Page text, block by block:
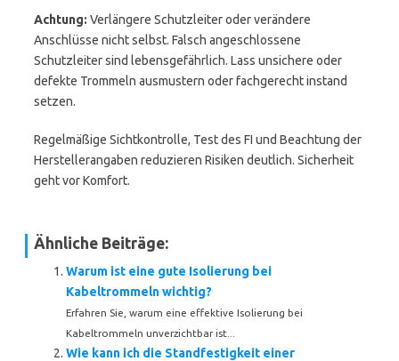
Achtung: Verlängere Schutzleiter oder verändere
Anschlüsse nicht selbst. Falsch angeschlossene
Schutzleiter sind lebensgefährlich. Lass unsichere oder
defekte Trommeln ausmustern oder fachgerecht instand
setzen.
Regelmäßige Sichtkontrolle, Test des FI und Beachtung der
Herstellerangaben reduzieren Risiken deutlich. Sicherheit
geht vor Komfort.
Ähnliche Beiträge:
Warum ist eine gute Isolierung bei
Kabeltrommeln wichtig?
Erfahren Sie, warum eine effektive Isolierung bei
Kabeltrommeln unverzichtbar ist...
Wie kann ich die Standfestigkeit einer